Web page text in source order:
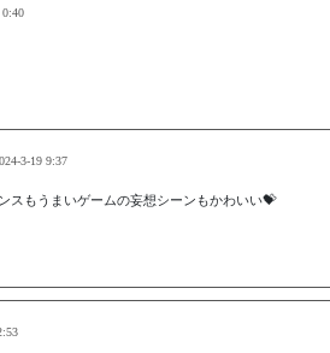
0:40
3-19 9:37
スもうまいゲームの妄想シーンもかわいい💝